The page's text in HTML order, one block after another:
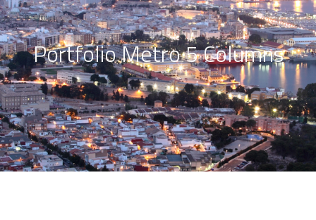
Portfolio Metro 5 Columns